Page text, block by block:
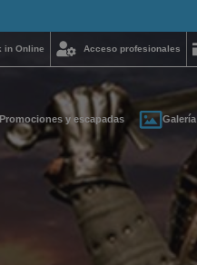
y quieres
nosotros?
in Online Acceso profesionales
Promociones y escapadas Galería